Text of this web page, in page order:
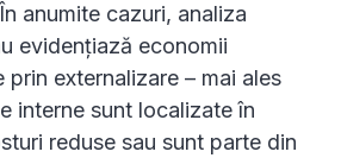
În anumite cazuri, analiza
evidențiază economii
prin externalizare – mai ales
interne sunt localizate în
reduse sau sunt parte din